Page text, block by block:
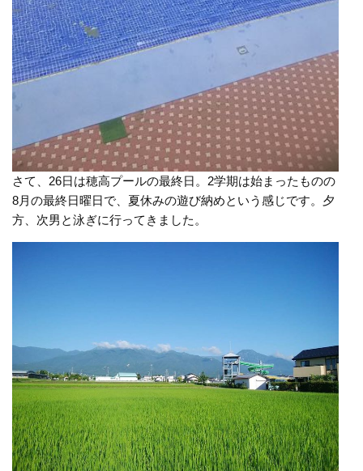
さて、26日は穂高プールの最終日。2学期は始まったものの
8月の最終日曜日で、夏休みの遊び納めという感じです。夕
方、次男と泳ぎに行ってきました。